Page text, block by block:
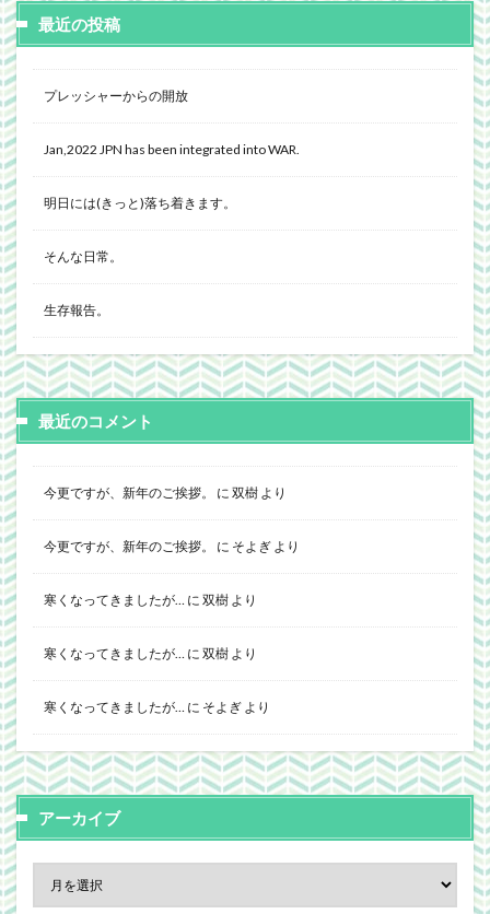
最近の投稿
プレッシャーからの開放
Jan,2022 JPN has been integrated into WAR.
明日には(きっと)落ち着きます。
そんな日常。
生存報告。
最近のコメント
今更ですが、新年のご挨拶。 に 双樹 より
今更ですが、新年のご挨拶。 に そよぎ より
寒くなってきましたが… に 双樹 より
寒くなってきましたが… に 双樹 より
寒くなってきましたが… に そよぎ より
アーカイブ